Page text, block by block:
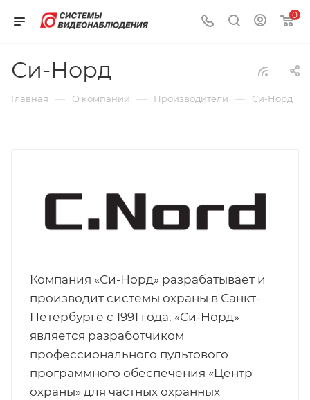
0
Си-Норд
Главная — О компании — Производители — Си-Норд
Компания «Си-Норд» разрабатывает и
производит системы охраны в Санкт-
Петербурге с 1991 года. «Си-Норд»
является разработчиком
профессионального пультового
программного обеспечения «Центр
охраны» для частных охранных